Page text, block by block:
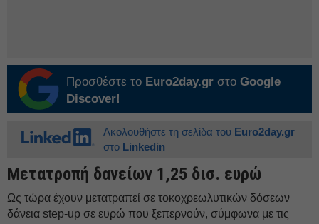
Προσθέστε το Euro2day.gr στο Google
Discover!
Ακολουθήστε τη σελίδα του Euro2day.gr
στο Linkedin
Μετατροπή δανείων 1,25 δισ. ευρώ
Ως τώρα έχουν μετατραπεί σε τοκοχρεωλυτικών δόσεων
δάνεια step-up σε ευρώ που ξεπερνούν, σύμφωνα με τις